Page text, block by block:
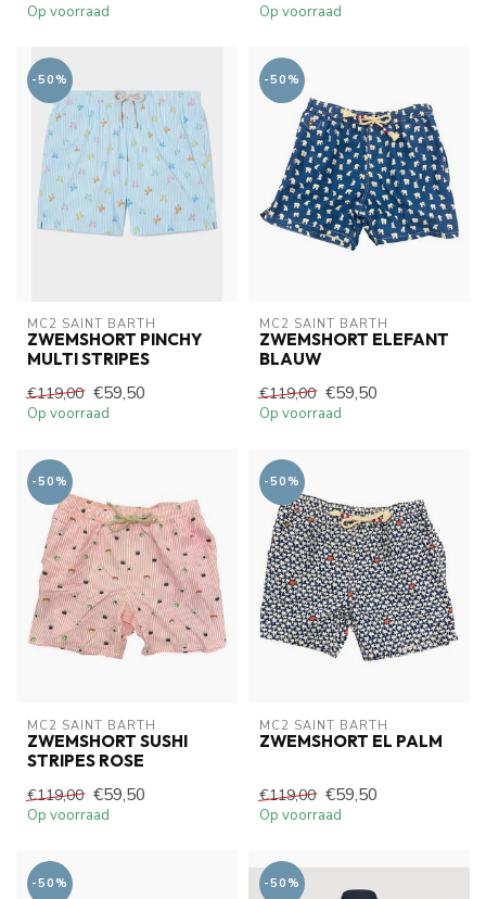
Op voorraad Op voorraad
-50%
MC2 SAINT BARTH
ZWEMSHORT PINCHY
MULTI STRIPES
€119,00 €59,50
Op voorraad
-50%
MC2 SAINT BARTH
ZWEMSHORT ELEFANT
BLAUW
€119,00 €59,50
Op voorraad
-50%
MC2 SAINT BARTH
ZWEMSHORT SUSHI
STRIPES ROSE
€119,00 €59,50
Op voorraad
-50%
MC2 SAINT BARTH
ZWEMSHORT EL PALM
€119,00 €59,50
Op voorraad
-50% -50%